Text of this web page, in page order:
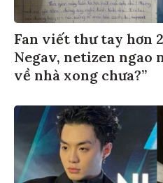
Fan viết thư tay hơn
Negav, netizen ngao
về nhà xong chưa?”